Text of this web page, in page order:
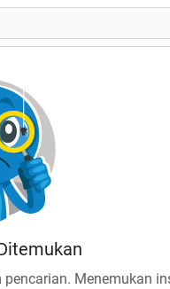
Menemukan